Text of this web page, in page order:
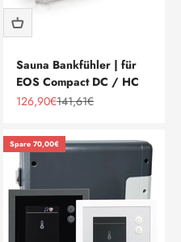
Sauna Bankfühler | für
EOS Compact DC / HC
Angebot
126,90€Regulärer Preis
141,61€
Spare 70,00€